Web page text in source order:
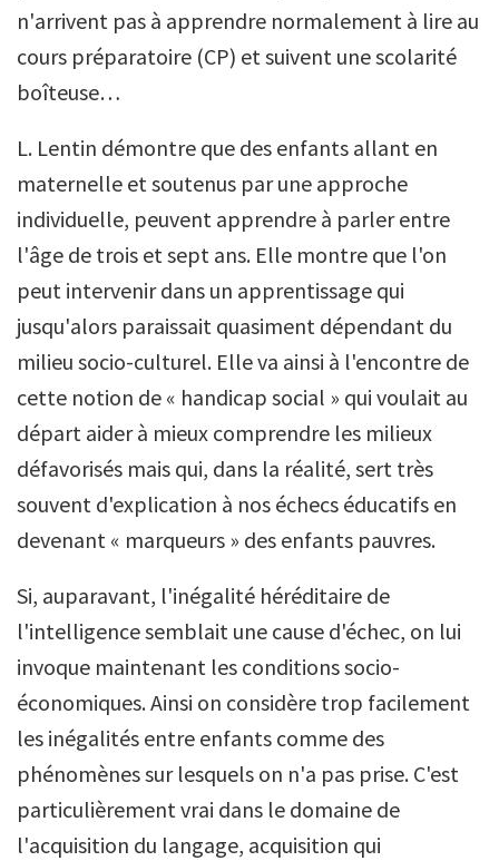
n'arrivent pas à apprendre normalement à lire au
cours préparatoire (CP) et suivent une scolarité
boîteuse…
L. Lentin démontre que des enfants allant en
maternelle et soutenus par une approche
individuelle, peuvent apprendre à parler entre
l'âge de trois et sept ans. Elle montre que l'on
peut intervenir dans un apprentissage qui
jusqu'alors paraissait quasiment dépendant du
milieu socio-culturel. Elle va ainsi à l'encontre de
cette notion de « handicap social » qui voulait au
départ aider à mieux comprendre les milieux
défavorisés mais qui, dans la réalité, sert très
souvent d'explication à nos échecs éducatifs en
devenant « marqueurs » des enfants pauvres.
Si, auparavant, l'inégalité héréditaire de
l'intelligence semblait une cause d'échec, on lui
invoque maintenant les conditions socio-
économiques. Ainsi on considère trop facilement
les inégalités entre enfants comme des
phénomènes sur lesquels on n'a pas prise. C'est
particulièrement vrai dans le domaine de
l'acquisition du langage, acquisition qui